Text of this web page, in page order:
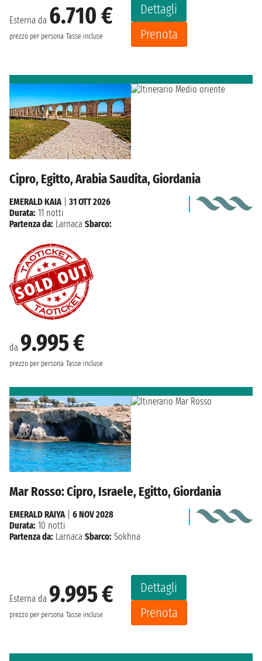
Esterna da 6.710 €
prezzo per persona Tasse incluse
Dettagli
Prenota
Cipro, Egitto, Arabia Saudita, Giordania
da 9.995 €
prezzo per persona Tasse incluse
EMERALD KAIA| 31 OTT 2026
Durata: 11 notti
Partenza da: Larnaca Sbarco:
Mar Rosso: Cipro, Israele, Egitto, Giordania
Esterna da 9.995 €
prezzo per persona Tasse incluse
Dettagli
Prenota
EMERALD RAIYA| 6 NOV 2028
Durata: 10 notti
Partenza da: Larnaca Sbarco: Sokhna